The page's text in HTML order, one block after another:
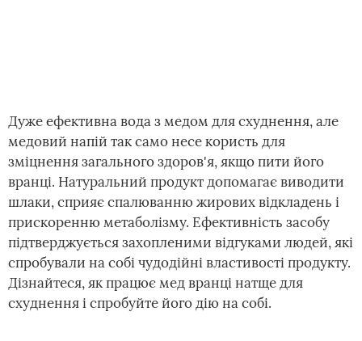
Дуже ефективна вода з медом для схуднення, але
медовий напій так само несе користь для
зміцнення загального здоров'я, якщо пити його
вранці. Натуральний продукт допомагає виводити
шлаки, сприяє спалюванню жирових відкладень і
прискоренню метаболізму. Ефективність засобу
підтверджується захопленими відгуками людей, які
спробували на собі чудодійні властивості продукту.
Дізнайтеся, як працює мед вранці натще для
схуднення і спробуйте його дію на собі.